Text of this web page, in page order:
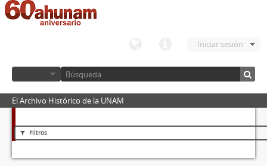
Iniciar sesión
El Archivo Histórico de la UNAM
Filtros